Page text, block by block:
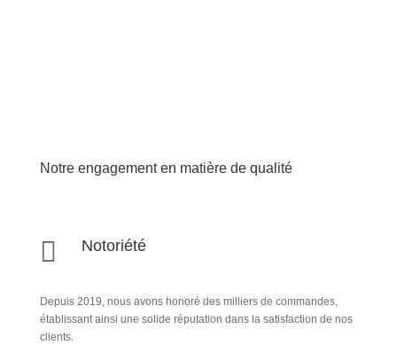
Notre engagement en matière de qualité
 Notoriété
Depuis 2019, nous avons honoré des milliers de commandes,
établissant ainsi une solide réputation dans la satisfaction de nos
clients.